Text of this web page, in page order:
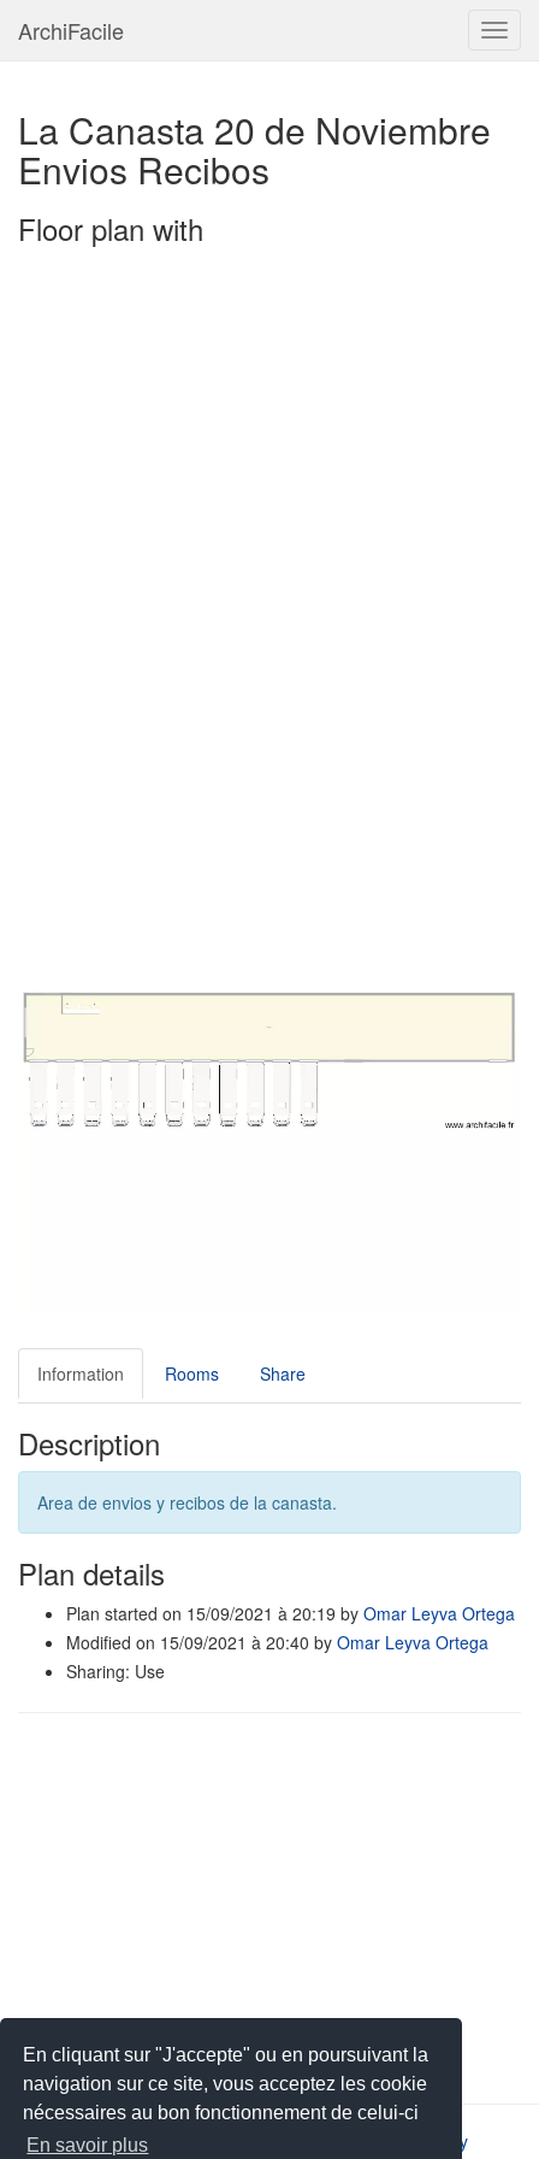
En cliquant sur "J'accepte" ou en poursuivant la
navigation sur ce site, vous acceptez les cookie
nécessaires au bon fonctionnement de celui-ci
En savoir plus
ArchiFacile
La Canasta 20 de Noviembre
Envios Recibos
Floor plan with
Information Rooms Share
Description
Area de envios y recibos de la canasta.
Plan details
Plan started on 15/09/2021 à 20:19 by Omar Leyva Ortega
Modified on 15/09/2021 à 20:40 by Omar Leyva Ortega
Sharing: Use
2026 © JSYS | Privacy policy